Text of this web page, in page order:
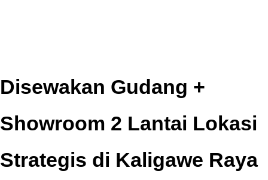
Disewakan Gudang +
Showroom 2 Lantai Lokasi
Strategis di Kaligawe Raya